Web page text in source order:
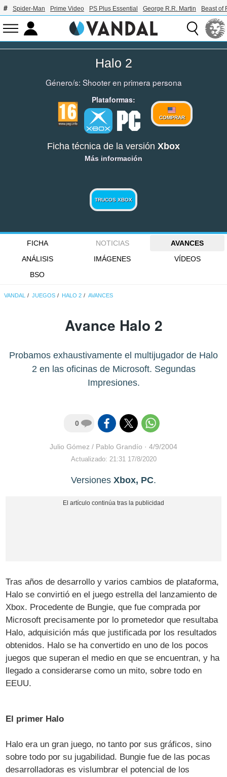
Spider-Man Prime Video PS Plus Essential George R.R. Martin Beast of
Halo 2
Género/s: Shooter en primera persona
Plataformas:
COMPRAR
Ficha técnica de la versión Xbox
Más información
TRUCOS XBOX
FICHA NOTICIAS
AVANCES
ANÁLISIS
IMÁGENES
VÍDEOS
BSO
VANDAL JUEGOS HALO 2 AVANCES
Avance Halo 2
Probamos exhaustivamente el multijugador de Halo
2 en las oficinas de Microsoft. Segundas
Impresiones.
0
Julio Gómez / Pablo Grandío · 4/9/2004
Actualizado: 21:31 17/8/2020
Versiones Xbox, PC.
Tras años de desarrollo y varios cambios de plataforma,
Halo se convirtió en el juego estrella del lanzamiento de
Xbox. Procedente de Bungie, que fue comprada por
Microsoft precisamente por lo prometedor que resultaba
Halo, adquisición más que justificada por los resultados
obtenidos. Halo se ha convertido en uno de los pocos
juegos que superan el medio en que se encuentran, y ha
llegado a considerarse como un mito, sobre todo en
EEUU.
El primer Halo
Halo era un gran juego, no tanto por sus gráficos, sino
sobre todo por su jugabilidad. Bungie fue de las pocas
desarrolladoras es vislumbrar el potencial de los